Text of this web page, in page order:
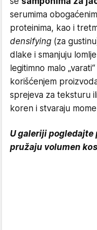
serumima
proteinima, kao i
densifying (za
dlake i smanjuju
legitimno malo
korišćenjem
sprejeva za teksturu
koren i stvaraju
U galeriji pogledajte
pružaju volumen